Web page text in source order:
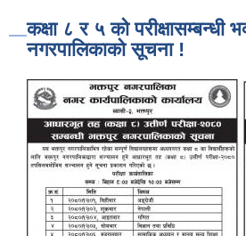
कक्षा ८ र ५ को परीक्षासम्बन्धी
नगरपालिकाको सूचना !